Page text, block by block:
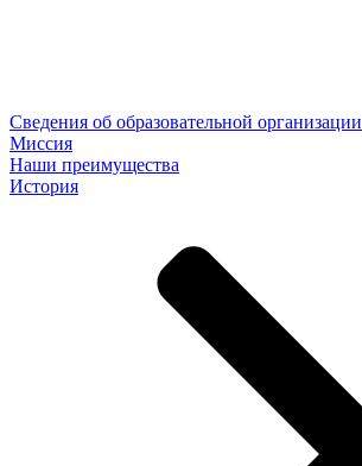
Сведения об образовательной организации
Миссия
Наши преимущества
История